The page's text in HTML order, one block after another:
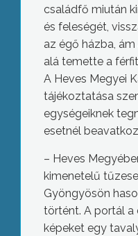
családfő miután
és feleségét,
az égő házba,
alá temette a
A Heves Megyei
tájékoztatása
egységeiknek
esetnél
– Heves
kimenetelű
Gyöngyösön
történt. A portál a
képeket egy